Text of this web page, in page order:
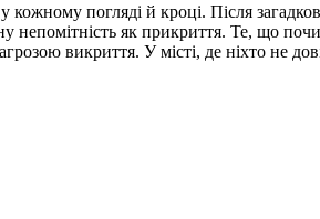
погляді й кроці. Після
як прикриття. Те, що
викриття. У місті, де ніхто не